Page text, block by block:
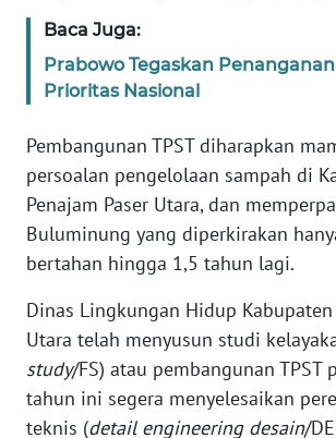
Baca Juga:
Prabowo Tegaskan
Prioritas Nasional
Pembangunan TPST diharapkan
persoalan pengelolaan sampah di
Penajam Paser Utara, dan
Buluminung yang diperkirakan
bertahan hingga 1,5 tahun lagi.
Dinas Lingkungan Hidup Kabupaten
Utara telah menyusun studi
study/FS) atau pembangunan TPST
tahun ini segera menyelesaikan
teknis (detail engineering desain/
WN
WN
WN
NTT
WN
WN
PAPUA
WN